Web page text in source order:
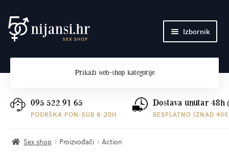
Preskoči
na
Skoči
do
Izbornik
Plaćanje i dostava
Prikaži web-shop kategorije
095 522 91 65
PODRŠKA PON-SUB 8-20H
Dostava unutar 48h
BESPLATNO IZNAD 40€
Sex shop Proizvođači Action